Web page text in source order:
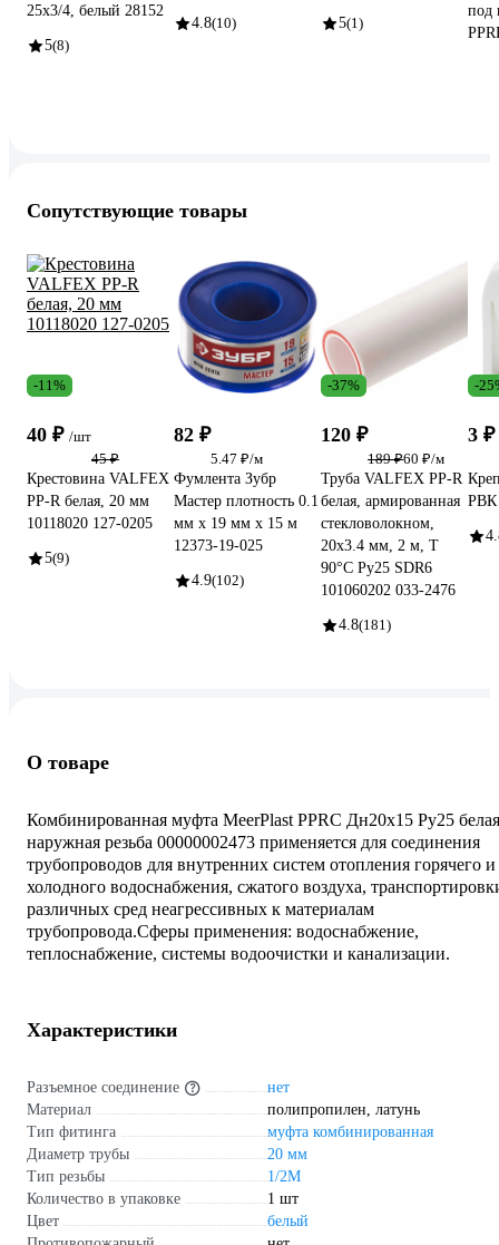
25x3/4, белый 28152
5(8)
4.8(10) 5(1)
под
Сопутствующие товары
-11%
40 ₽ /шт
45 ₽
Крестовина VALFEX
PP-R белая, 20 мм
10118020 127-0205
5(9)
82 ₽
5.47 ₽/м
Фумлента Зубр
Мастер плотность 0.1
мм х 19 мм х 15 м
12373-19-025
4.9(102)
-37%
120 ₽
189 ₽60 ₽/м
Труба VALFEX PP-R
белая, армированная
стекловолокном,
20х3.4 мм, 2 м, Т
90°С Ру25 SDR6
101060202 033-2476
4.8(181)
-
3 ₽
РВК
О товаре
Комбинированная муфта MeerPlast PPRC Дн20x15 Ру25 белая
наружная резьба 00000002473 применяется для соединения
трубопроводов для внутренних систем отопления горячего и
холодного водоснабжения, сжатого воздуха,
различных сред неагрессивных к материалам
трубопровода.Сферы применения: водоснабжение,
теплоснабжение, системы водоочистки и канализации.
Характеристики
Разъемное соединение
нет
Материал
полипропилен, латунь
Тип фитинга
муфта комбинированная
Диаметр трубы
20 мм
Тип резьбы
1/2M
Количество в упаковке
1 шт
Цвет
белый